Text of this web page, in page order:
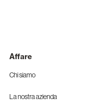
Affare
Chi siamo
La nostra azienda